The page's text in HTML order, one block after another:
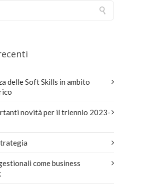
delle Soft Skills in ambito
novità per il triennio 2023-
come business